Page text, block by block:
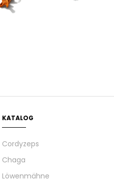
KATALOG
Cordyzeps
Chaga
Löwenmähne